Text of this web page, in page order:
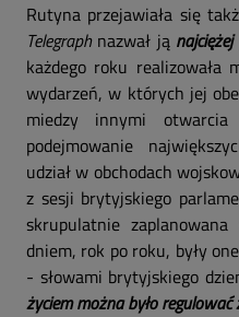
Rutyna przejawiała się
Telegraphnazwał ją
każdego roku realizowała
wydarzeń, w których jej
miedzy innymi otwarcia
podejmowanie
udział w obchodach
z sesji brytyjskiego
skrupulatnie
dniem, rok po roku, były
- słowami brytyjskiego
życiem można było regulować